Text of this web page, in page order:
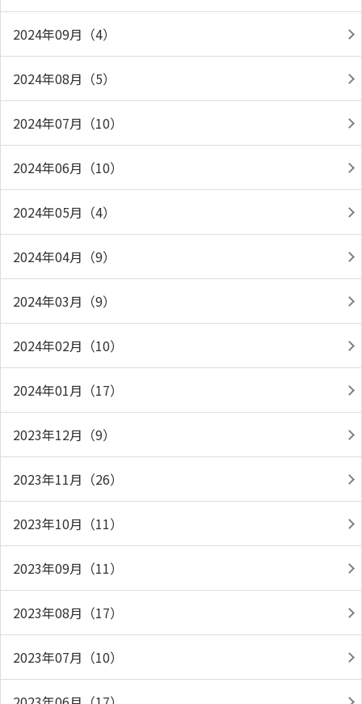
2024年09月（4）
2024年08月（5）
2024年07月（10）
2024年06月（10）
2024年05月（4）
2024年04月（9）
2024年03月（9）
2024年02月（10）
2024年01月（17）
2023年12月（9）
2023年11月（26）
2023年10月（11）
2023年09月（11）
2023年08月（17）
2023年07月（10）